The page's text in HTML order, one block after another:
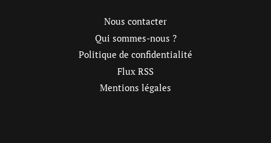
Nous contacter
Qui sommes-nous ?
Politique de confidentialité
Flux RSS
Mentions légales